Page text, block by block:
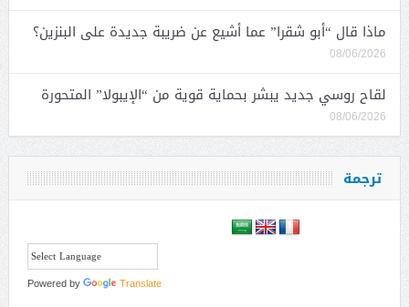
ماذا قال “أبو شقرا” عما أشيع عن ضريبة جديدة على البنزين؟
08/06/2026
لقاح روسي جديد يبشر بحماية قوية من “الإيبولا” المتحورة
08/06/2026
ترجمة
Powered by Translate